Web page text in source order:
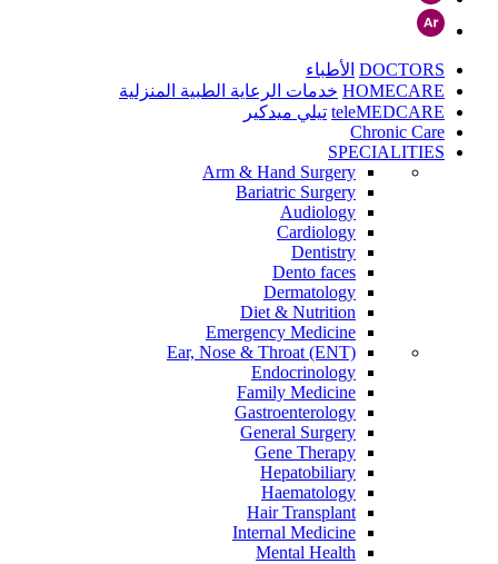
DOCTORS الأطباء
HOMECARE خدمات الرعاية الطبية المنزلية
teleMEDCARE تيلي ميدكير
Chronic Care
SPECIALITIES
Arm & Hand Surgery
Bariatric Surgery
Audiology
Cardiology
Dentistry
Dento faces
Dermatology
Diet & Nutrition
Emergency Medicine
Ear, Nose & Throat (ENT)
Endocrinology
Family Medicine
Gastroenterology
General Surgery
Gene Therapy
Hepatobiliary
Haematology
Hair Transplant
Internal Medicine
Mental Health